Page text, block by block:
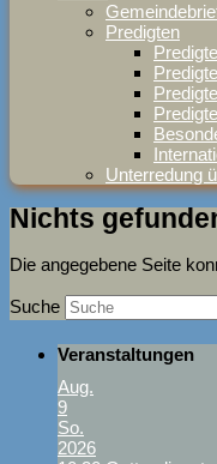
Predigten
Unterredung
Nichts
Die angegebene Seite
Suche
Veranstaltungen
Aug.
9
So.
2026